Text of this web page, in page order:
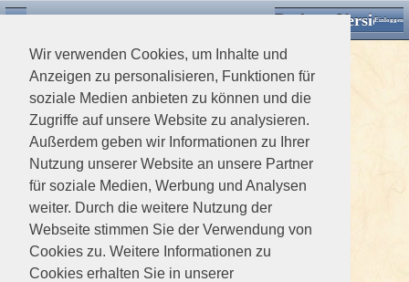
Wir verwenden Cookies, um Inhalte und
Anzeigen zu personalisieren, Funktionen für
soziale Medien anbieten zu können und die
Zugriffe auf unsere Website zu analysieren.
Außerdem geben wir Informationen zu Ihrer
Nutzung unserer Website an unsere Partner
für soziale Medien, Werbung und Analysen
weiter. Durch die weitere Nutzung der
Webseite stimmen Sie der Verwendung von
Cookies zu. Weitere Informationen zu
Cookies erhalten Sie in unserer
Desktop VersionEinloggen